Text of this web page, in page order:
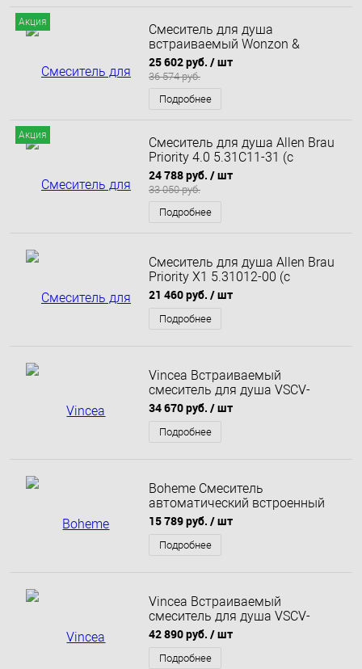
Акция
Смеситель для душа
встраиваемый Wonzon &
Woghand Navia, Хром (WW-
184700-CR)
25 602 руб. / шт
36 574 руб.
Подробнее
Акция
Смеситель для душа Allen Brau
Priority 4.0 5.31C11-31 (с
внутренней частью, 2 выхода)
черный матовый
24 788 руб. / шт
33 050 руб.
Подробнее
Смеситель для душа Allen Brau
Priority X1 5.31012-00 (с
внутренней частью, 1 выход)
21 460 руб. / шт
Подробнее
Vincea Встраиваемый
смеситель для душа VSCV-
422TMB двухфункциональный,
термостатический, черный
34 670 руб. / шт
Подробнее
Boheme Смеситель
автоматический встроенный
Tech Brushed Bronze
Брашированная бронза 154-4-
BRB
15 789 руб. / шт
Подробнее
Vincea Встраиваемый
смеситель для душа VSCV-
432TGM трехфункциональный,
термостатический, вороненая
сталь
42 890 руб. / шт
Подробнее